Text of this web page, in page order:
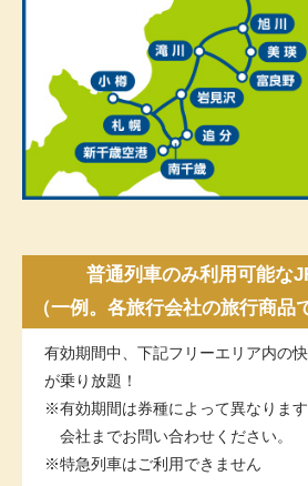
普通列車のみ利用可能な
（一例。各旅行会社の旅行商品
有効期間中、下記フリーエリア内の
が乗り放題！
有効期間は券種によって異なりま
会社までお問い合わせください。
特急列車はご利用できません